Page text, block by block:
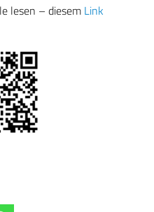
lesen – diesem Link